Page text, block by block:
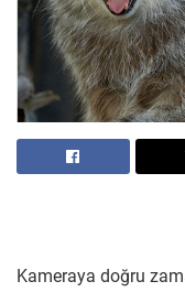
Kameraya doğru